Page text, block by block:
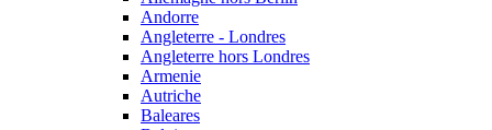
Andorre
Angleterre - Londres
Angleterre hors Londres
Armenie
Autriche
Baleares